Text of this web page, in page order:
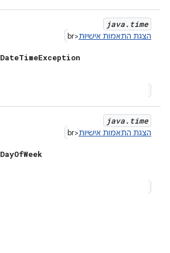
java. time
הצגת התאמות אישיות<br
DateTimeException
java. time
הצגת התאמות אישיות<br
DayOfWeek